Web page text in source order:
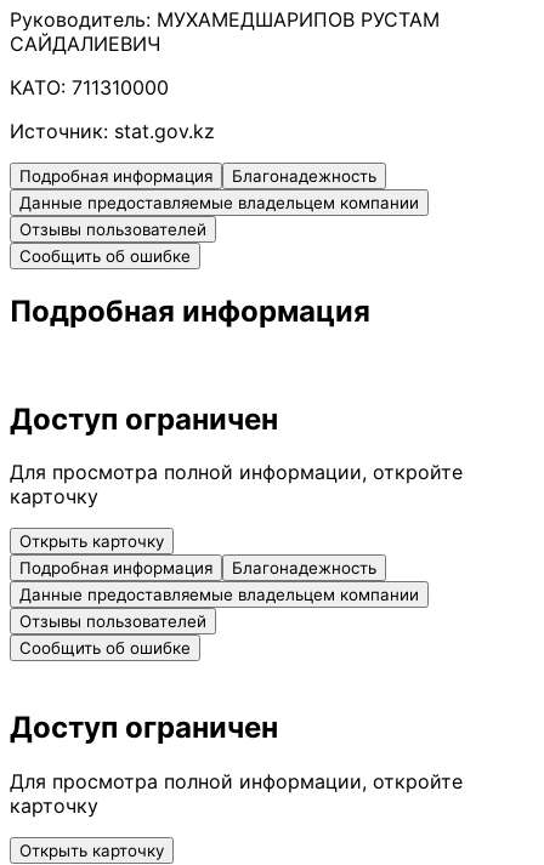
Руководитель: МУХАМЕДШАРИПОВ РУСТАМ
САЙДАЛИЕВИЧ
КАТО: 711310000
Источник: stat.gov.kz
Подробная информация
Благонадежность
Данные предоставляемые владельцем компании
Отзывы пользователей
Сообщить об ошибке
Подробная информация
Доступ ограничен
Для просмотра полной информации, откройте
карточку
Открыть карточку
Подробная информация
Благонадежность
Данные предоставляемые владельцем компании
Отзывы пользователей
Сообщить об ошибке
Доступ ограничен
Для просмотра полной информации, откройте
карточку
Открыть карточку